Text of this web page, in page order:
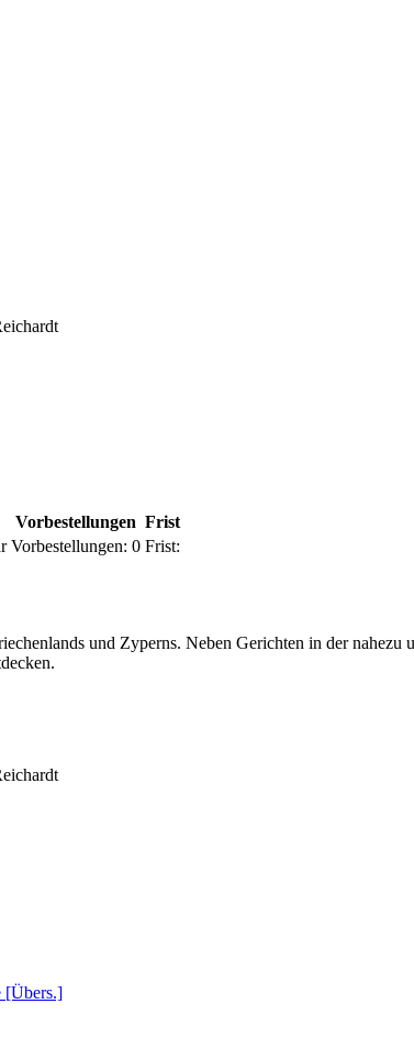
Vorbestellungen Frist
Vorbestellungen: 0 Frist:
und Zyperns. Neben Gerichten in der nahezu
[Übers.]